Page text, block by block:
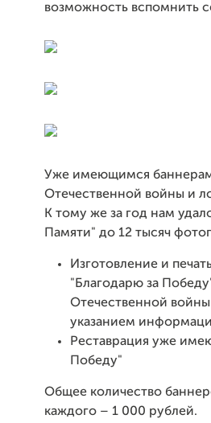
возможность вспомнить
Уже имеющимся
Отечественной войны и
К тому же за год нам
Памяти" до 12 тысяч
Изготовление и
"Благодарю за
Отечественной
указанием
Реставрация уже
Победу"
Общее количество
каждого – 1 000 рублей.